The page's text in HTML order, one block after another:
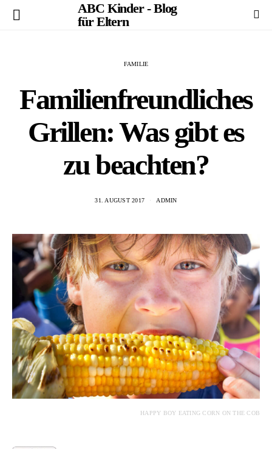
ABC Kinder - Blog
für Eltern
FAMILIE
Familienfreundliches
Grillen: Was gibt es
zu beachten?
31. AUGUST 2017 ADMIN
HAPPY BOY EATING CORN ON THE COB